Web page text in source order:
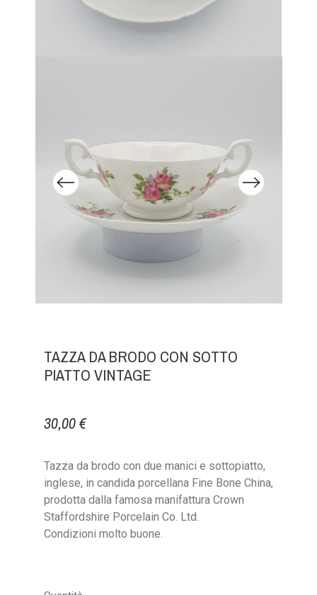
TAZZA DA BRODO CON SOTTO
PIATTO VINTAGE
30,00 €
Tazza da brodo con due manici e sottopiatto,
inglese, in candida porcellana Fine Bone China,
prodotta dalla famosa manifattura Crown
Staffordshire Porcelain Co. Ltd.
Condizioni molto buone.